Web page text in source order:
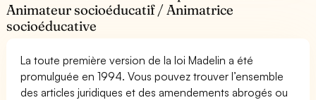
Animateur socioéducatif / Animatrice
socioéducative
La toute première version de la loi Madelin a été
promulguée en 1994. Vous pouvez trouver l’ensemble
des articles juridiques et des amendements abrogés ou